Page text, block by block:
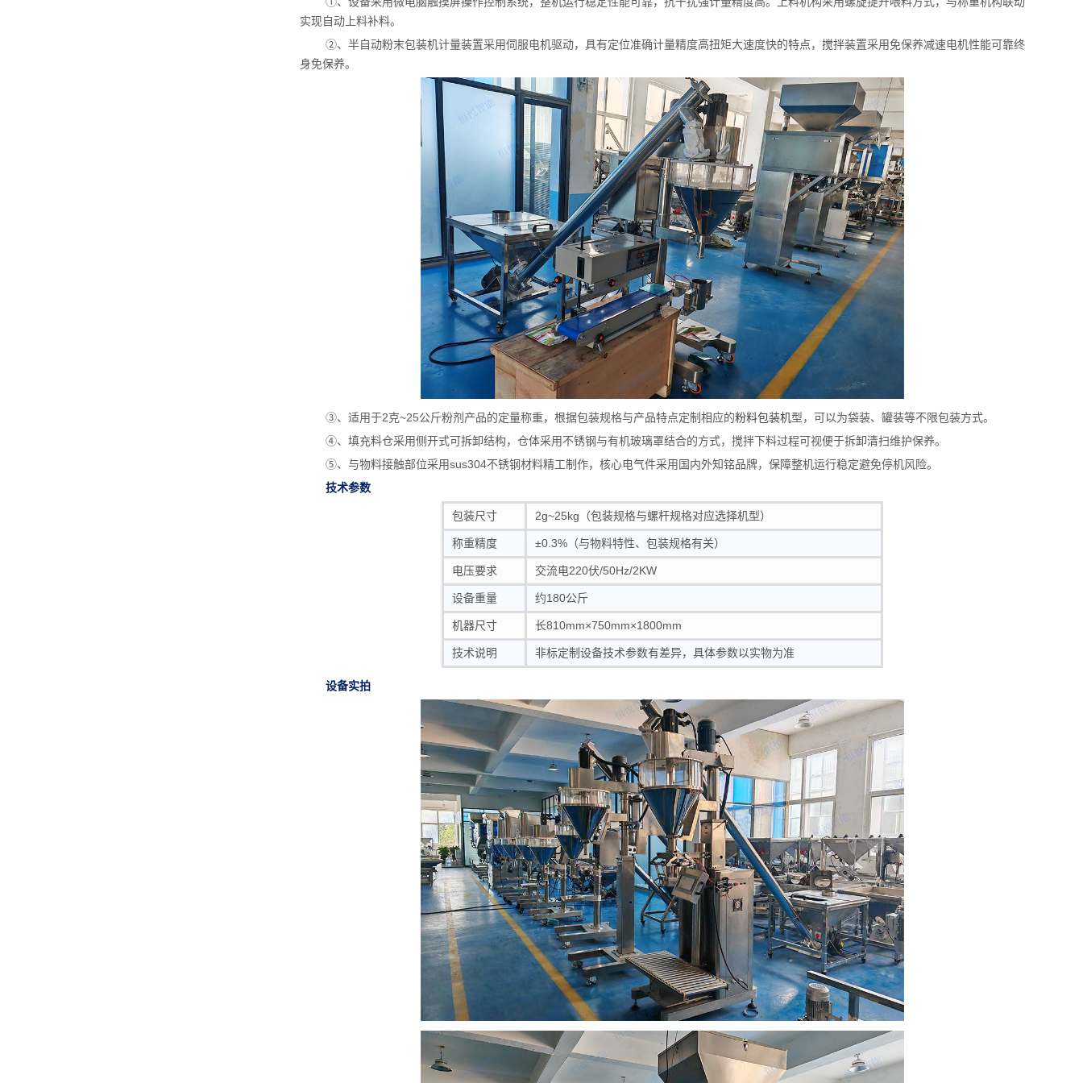
实现自动上料补料。
②、半自动粉末包装机计量装置采用伺服电机驱动，具有定位准确计量精度高扭矩大速度快的特点，搅拌装置采用免保养减速电机性能可靠终
身免保养。
③、适用于2克~25公斤粉剂产品的定量称重，根据包装规格与产品特点定制相应的粉料包装机型，可以为袋装、罐装等不限包装方式。
④、填充料仓采用侧开式可拆卸结构，仓体采用不锈钢与有机玻璃罩结合的方式，搅拌下料过程可视便于拆卸清扫维护保养。
⑤、与物料接触部位采用sus304不锈钢材料精工制作，核心电气件采用国内外知铭品牌，保障整机运行稳定避免停机风险。
技术参数
包装尺寸 2g~25kg（包装规格与螺杆规格对应选择机型）
称重精度 ±0.3%（与物料特性、包装规格有关）
电压要求 交流电220伏/50Hz/2KW
设备重量 约180公斤
机器尺寸 长810mm×750mm×1800mm
技术说明 非标定制设备技术参数有差异，具体参数以实物为准
设备实拍